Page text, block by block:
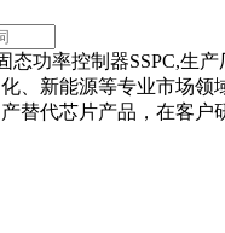
、新能源等专业市场
替代芯片产品，在客户